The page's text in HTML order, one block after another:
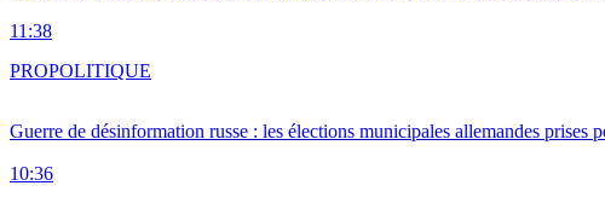
11:38
Guerre de désinformation russe : les élections municipales allemandes prises
10:36
PROPOLITIQUE